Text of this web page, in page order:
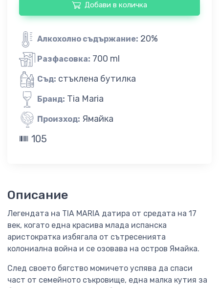
Добави в количка
Алкохолно съдържание: 20%
Разфасовка: 700 ml
Съд: стъклена бутилка
Бранд: Tia Maria
Произход: Ямайка
105
Описание
Легендата на TIA MARIA датира от средата на 17
век, когато една красива млада испанска
аристократка избягала от сътресенията
колониална война и се озовава на остров Ямайка.
След своето бягство момичето успява да спаси
част от семейното съкровище, една малка кутия за